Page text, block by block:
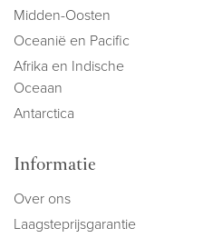
Midden-Oosten
Oceanië en Pacific
Afrika en Indische
Oceaan
Antarctica
Informatie
Over ons
Laagsteprijsgarantie